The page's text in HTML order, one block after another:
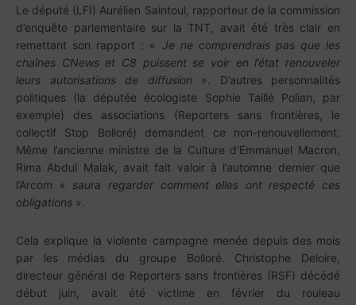
Le député (LFI) Aurélien Saintoul, rapporteur de la commission
d’enquête parlementaire sur la TNT, avait été très clair en
remettant son rapport : « Je ne comprendrais pas que les
chaînes CNews et C8 puissent se voir en l’état renouveler
leurs autorisations de diffusion ». D’autres personnalités
politiques (la députée écologiste Sophie Taillé Polian, par
exemple) des associations (Reporters sans frontières, le
collectif Stop Bolloré) demandent ce non-renouvellement.
Même l’ancienne ministre de la Culture d’Emmanuel Macron,
Rima Abdul Malak, avait fait valoir à l’automne dernier que
l’Arcom « saura regarder comment elles ont respecté ces
obligations ».
Cela explique la violente campagne menée depuis des mois
par les médias du groupe Bolloré. Christophe Deloire,
directeur général de Reporters sans frontières (RSF) décédé
début juin, avait été victime en février du rouleau